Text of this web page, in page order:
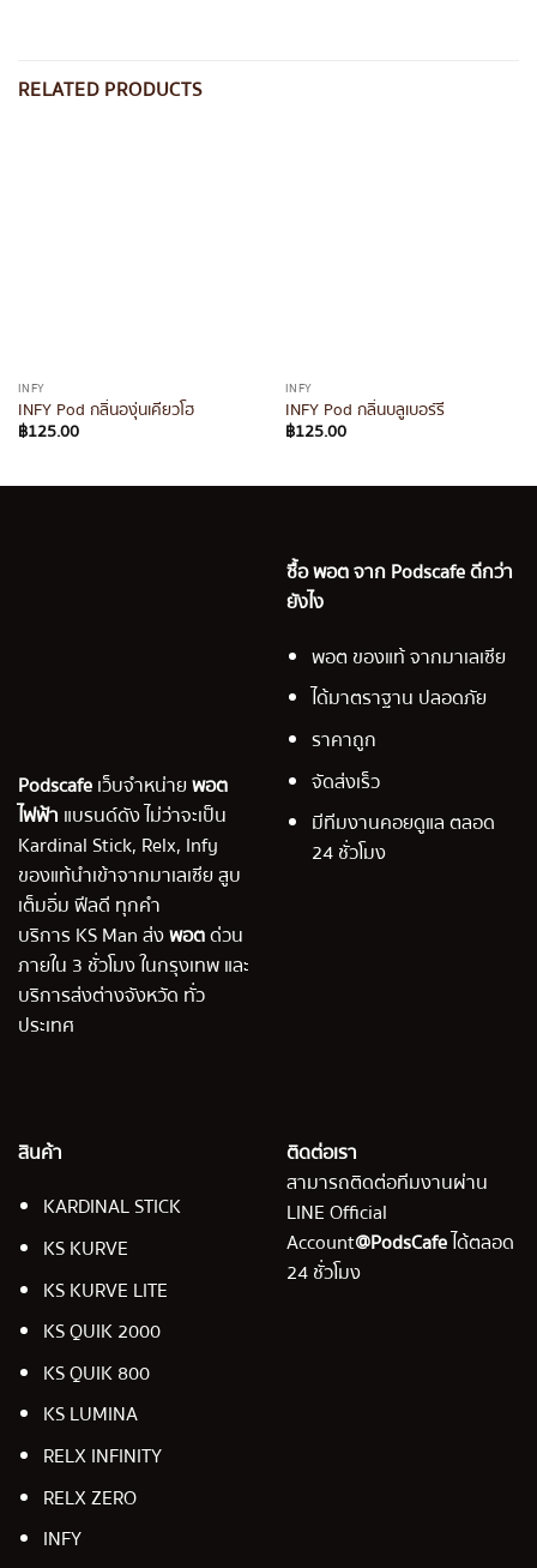
RELATED PRODUCTS
INFY
INFY Pod กลิ่นองุ่นเคียวโฮ
฿125.00
INFY
INFY Pod กลิ่นบลูเบอร์รี
฿125.00
Podscafeเว็บจำหน่ายพอต
ไฟฟ้า แบรนด์ดัง ไม่ว่าจะเป็น
Kardinal Stick, Relx, Infy
ของแท้นำเข้าจากมาเลเซีย สูบ
เต็มอิ่ม ฟีลดี ทุกคำ
บริการ KS Man ส่งพอตด่วน
ภายใน 3 ชั่วโมง ในกรุงเทพ และ
บริการส่งต่างจังหวัด ทั่ว
ประเทศ
ซื้อ พอต จาก Podscafe ดีกว่า
ยังไง
พอต ของแท้ จากมาเลเซีย
ได้มาตราฐาน ปลอดภัย
ราคาถูก
จัดส่งเร็ว
มีทีมงานคอยดูแล ตลอด
24 ชั่วโมง
สินค้า
KARDINAL STICK
KS KURVE
KS KURVE LITE
KS QUIK 2000
KS QUIK 800
KS LUMINA
RELX INFINITY
RELX ZERO
INFY
ติดต่อเรา
สามารถติดต่อทีมงานผ่าน
LINE Official
Account@PodsCafeได้ตลอด
24 ชั่วโมง